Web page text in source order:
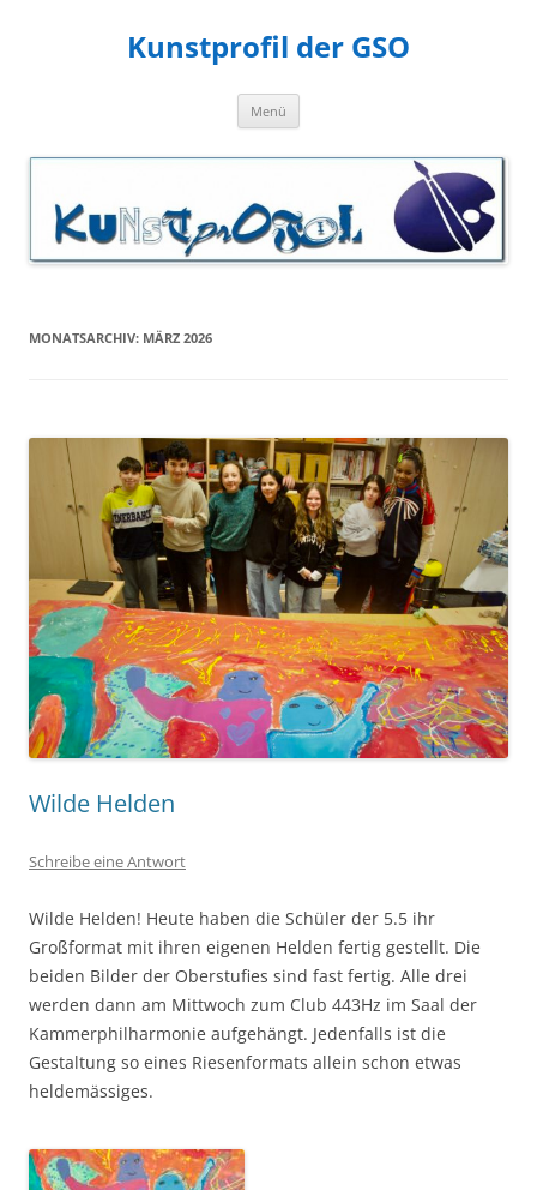
Kunstprofil der GSO
Menü
MONATSARCHIV: MÄRZ 2026
Wilde Helden
Schreibe eine Antwort
Wilde Helden! Heute haben die Schüler der 5.5 ihr
Großformat mit ihren eigenen Helden fertig gestellt. Die
beiden Bilder der Oberstufies sind fast fertig. Alle drei
werden dann am Mittwoch zum Club 443Hz im Saal der
Kammerphilharmonie aufgehängt. Jedenfalls ist die
Gestaltung so eines Riesenformats allein schon etwas
heldemässiges.